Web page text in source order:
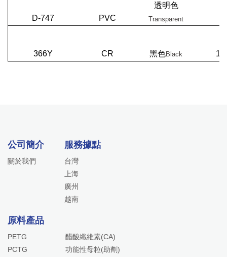
D-747 PVC
透明色
Transparent
366Y CR 黑色Black
公司簡介
關於我們
服務據點
台灣
上海
廣州
越南
原料產品
PETG
PCTG
醋酸纖維素(CA)
功能性母粒(助劑)